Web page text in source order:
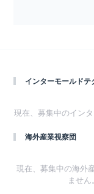
インターモールド
現在、募集中のイン
海外産業視察団
現在、募集中の海外
ません。